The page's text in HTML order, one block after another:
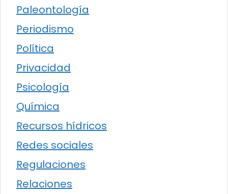
Paleontología
Periodismo
Política
Privacidad
Psicología
Química
Recursos hídricos
Redes sociales
Regulaciones
Relaciones